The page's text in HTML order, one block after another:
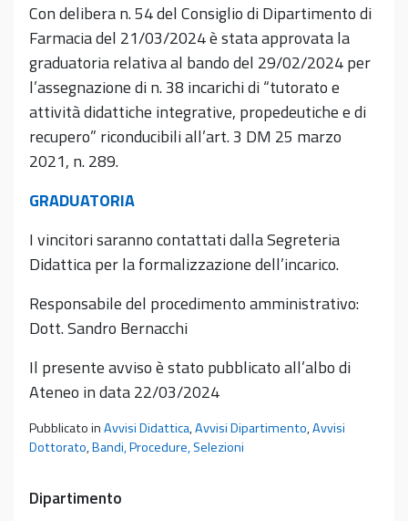
Con delibera n. 54 del Consiglio di Dipartimento di
Farmacia del 21/03/2024 è stata approvata la
graduatoria relativa al bando del 29/02/2024 per
l’assegnazione di n. 38 incarichi di “tutorato e
attività didattiche integrative, propedeutiche e di
recupero” riconducibili all’art. 3 DM 25 marzo
2021, n. 289.
GRADUATORIA
I vincitori saranno contattati dalla Segreteria
Didattica per la formalizzazione dell’incarico.
Responsabile del procedimento amministrativo:
Dott. Sandro Bernacchi
Il presente avviso è stato pubblicato all’albo di
Ateneo in data 22/03/2024
Pubblicato inAvvisi Didattica,Avvisi Dipartimento,Avvisi
Dottorato,Bandi, Procedure, Selezioni
Dipartimento